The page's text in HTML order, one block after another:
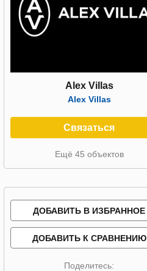
Alex Villas
Alex Villas
Связаться
Ещё 45 объектов
ДОБАВИТЬ В ИЗБРАННОЕ
ДОБАВИТЬ К СРАВНЕНИЮ
Поделитесь: